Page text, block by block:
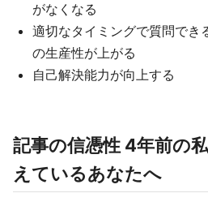
がなくなる
適切なタイミングで質問でき
の生産性が上がる
自己解決能力が向上する
記事の信憑性 4年前の
えているあなたへ